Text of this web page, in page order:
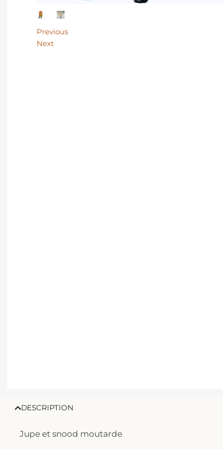
Previous
Next
DESCRIPTION
Jupe et snood moutarde